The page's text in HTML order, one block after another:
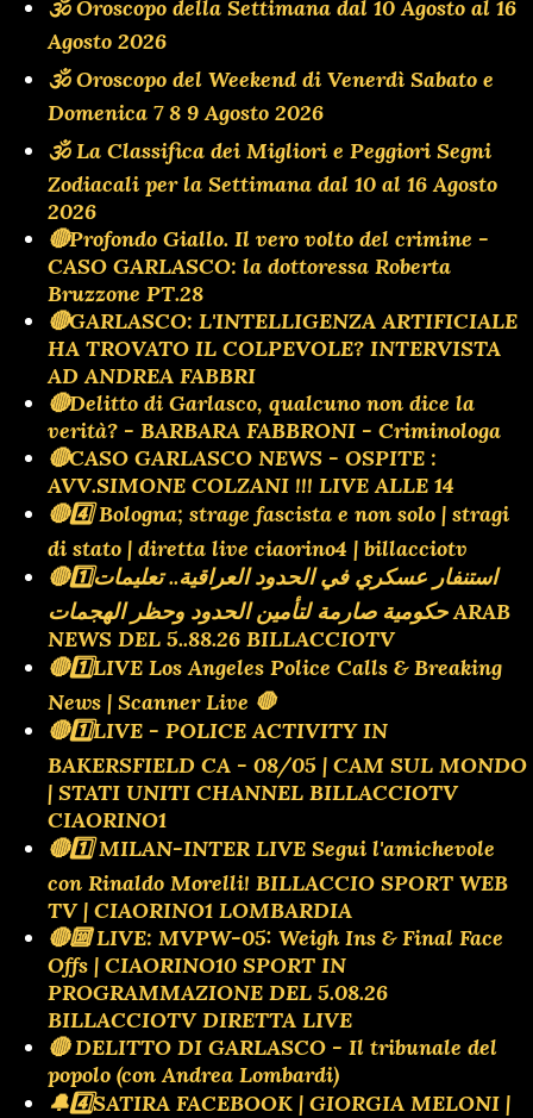
🕉 Oroscopo della Settimana dal 10 Agosto al 16
Agosto 2026
🕉 Oroscopo del Weekend di Venerdì Sabato e
Domenica 7 8 9 Agosto 2026
🕉 La Classifica dei Migliori e Peggiori Segni
Zodiacali per la Settimana dal 10 al 16 Agosto
2026
🔴Profondo Giallo. Il vero volto del crimine -
CASO GARLASCO: la dottoressa Roberta
Bruzzone PT.28
🔴GARLASCO: L'INTELLIGENZA ARTIFICIALE
HA TROVATO IL COLPEVOLE? INTERVISTA
AD ANDREA FABBRI
🔴Delitto di Garlasco, qualcuno non dice la
verità? - BARBARA FABBRONI - Criminologa
🔴CASO GARLASCO NEWS - OSPITE :
AVV.SIMONE COLZANI !!! LIVE ALLE 14
🔴4️⃣ Bologna; strage fascista e non solo | stragi
di stato | diretta live ciaorino4 | billacciotv
🔴1️⃣استنفار عسكري في الحدود العراقية.. تعليمات
حكومية صارمة لتأمين الحدود وحظر الهجمات ARAB
NEWS DEL 5..88.26 BILLACCIOTV
🔴1️⃣LIVE Los Angeles Police Calls & Breaking
News | Scanner Live 🛑
🔴1️⃣LIVE - POLICE ACTIVITY IN
BAKERSFIELD CA - 08/05 | CAM SUL MONDO
| STATI UNITI CHANNEL BILLACCIOTV
CIAORINO1
🔴1️⃣ MILAN-INTER LIVE Segui l'amichevole
con Rinaldo Morelli! BILLACCIO SPORT WEB
TV | CIAORINO1 LOMBARDIA
🔴🔟 LIVE: MVPW-05: Weigh Ins & Final Face
Offs | CIAORINO10 SPORT IN
PROGRAMMAZIONE DEL 5.08.26
BILLACCIOTV DIRETTA LIVE
🔴 DELITTO DI GARLASCO - Il tribunale del
popolo (con Andrea Lombardi)
🔔4️⃣SATIRA FACEBOOK | GIORGIA MELONI |